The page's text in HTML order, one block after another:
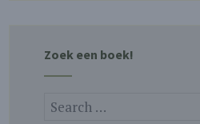
Zoek een boek!